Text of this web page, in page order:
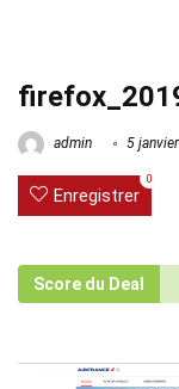
admin 5
Enregistrer
0
Score du Deal